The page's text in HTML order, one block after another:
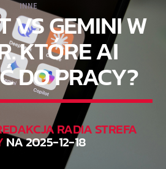
INNE
VS GEMINI W
KTÓRE AI
DO PRACY?
RADIA STREFA
NA 2025-12-18